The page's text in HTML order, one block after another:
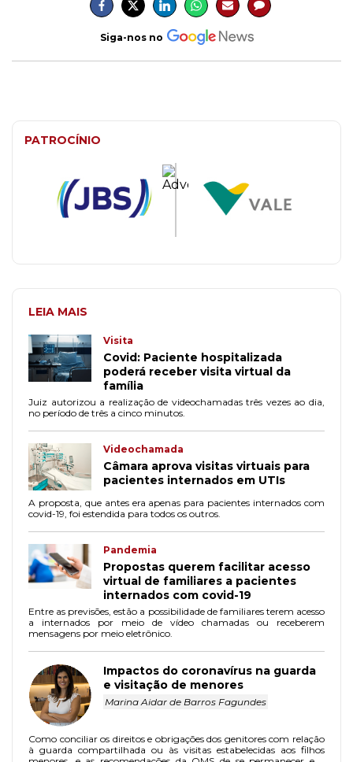
Siga-nos no
PATROCÍNIO
LEIA MAIS
Visita
Covid: Paciente hospitalizada
poderá receber visita virtual da
família
Juiz autorizou a realização de videochamadas três vezes ao dia,
no período de três a cinco minutos.
Videochamada
Câmara aprova visitas virtuais para
pacientes internados em UTIs
A proposta, que antes era apenas para pacientes internados com
covid-19, foi estendida para todos os outros.
Pandemia
Propostas querem facilitar acesso
virtual de familiares a pacientes
internados com covid-19
Entre as previsões, estão a possibilidade de familiares terem acesso
a internados por meio de vídeo chamadas ou receberem
mensagens por meio eletrônico.
Impactos do coronavírus na guarda
e visitação de menores
Marina Aidar de Barros Fagundes
Como conciliar os direitos e obrigações dos genitores com relação
à guarda compartilhada ou às visitas estabelecidas aos filhos